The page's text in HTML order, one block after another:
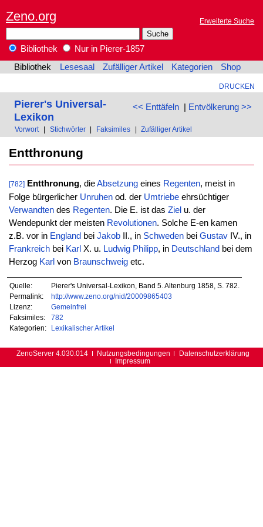
Zeno.org Erweiterte Suche
Bibliothek
Nur in Pierer-1857
Bibliothek
Lesesaal Zufälliger Artikel Kategorien Shop
DRUCKEN
<< Enttäfeln| Entvölkerung >>
Pierer's Universal-
Lexikon
Vorwort Stichwörter Faksimiles Zufälliger Artikel
Entthronung
[782] Entthronung, dieAbsetzungeines Regenten, meist in
Folge bürgerlicher Unruhenod. der Umtriebeehrsüchtiger
Verwandtendes Regenten. Die E. ist das Ziel u. der
Wendepunkt der meisten Revolutionen. Solche E-en kamen
z.B. vor in England bei JakobII., in Schwedenbei GustavIV., in
Frankreichbei Karl X. u. Ludwig Philipp, in Deutschland bei dem
Herzog Karl von Braunschweigetc.
Quelle:
Pierer's Universal-Lexikon, Band 5. Altenburg 1858, S. 782.
Permalink:
http://www.zeno.org/nid/20009865403
Lizenz:
Gemeinfrei
Faksimiles:
782
Kategorien:
Lexikalischer Artikel
ZenoServer 4.030.014 Nutzungsbedingungen
Datenschutzerklärung
Impressum